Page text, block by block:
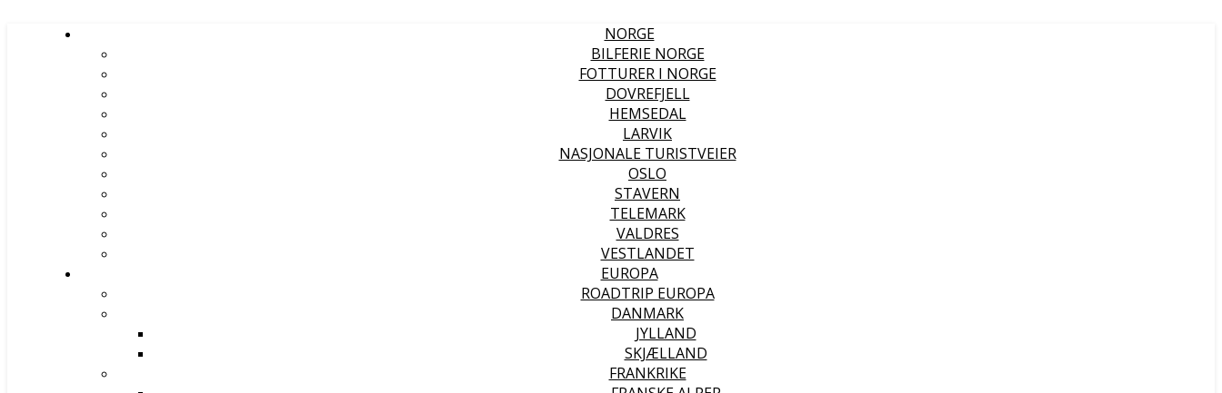
NORGE
BILFERIE NORGE
FOTTURER I NORGE
DOVREFJELL
HEMSEDAL
LARVIK
NASJONALE TURISTVEIER
OSLO
STAVERN
TELEMARK
VALDRES
VESTLANDET
EUROPA
ROADTRIP EUROPA
DANMARK
JYLLAND
SKJÆLLAND
FRANKRIKE